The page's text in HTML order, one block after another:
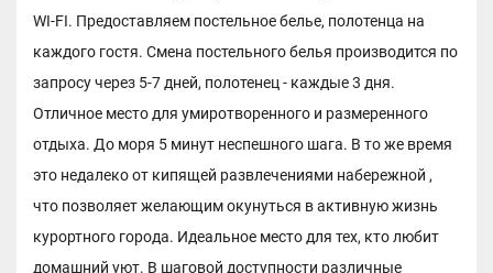
WI-FI. Предоставляем постельное белье, полотенца на
каждого гостя. Смена постельного белья производится по
запросу через 5-7 дней, полотенец - каждые 3 дня.
Отличное место для умиротворенного и размеренного
отдыха. До моря 5 минут неспешного шага. В то же время
это недалеко от кипящей развлечениями набережной ,
что позволяет желающим окунуться в активную жизнь
курортного города. Идеальное место для тех, кто любит
домашний уют. В шаговой доступности различные